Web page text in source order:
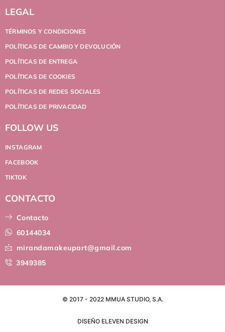
LEGAL
TÉRMINOS Y CONDICIONES
POLÍTICAS DE CAMBIO Y DEVOLUCIÓN
POLÍTICAS DE ENTREGA
POLÍTICAS DE COOKIES
POLÍTICAS DE REDES SOCIALES
POLÍTICAS DE PRIVACIDAD
FOLLOW US
INSTAGRAM
FACEBOOK
TIKTOK
CONTACTO
Contacto
60144034
mirandamakeupart@gmail.com
3949385
© 2017 - 2022 MMUA STUDIO, S.A.
DISEÑO ELEVEN DESIGN